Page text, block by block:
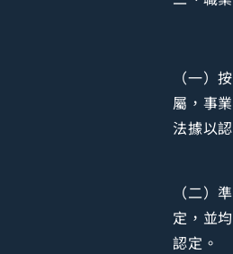
（一）
屬，事
法據以
（二）
定，並
認定。